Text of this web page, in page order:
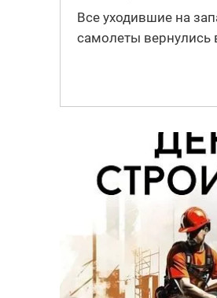
Все уходившие на
самолеты вернулись